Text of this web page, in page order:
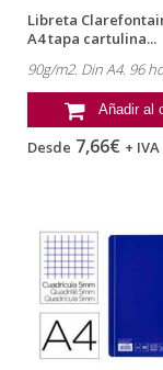
Libreta
A4 tapa cartulina...
90g/m2. Din A4. 96
Añadir al
Desde 7,66€ + IVA